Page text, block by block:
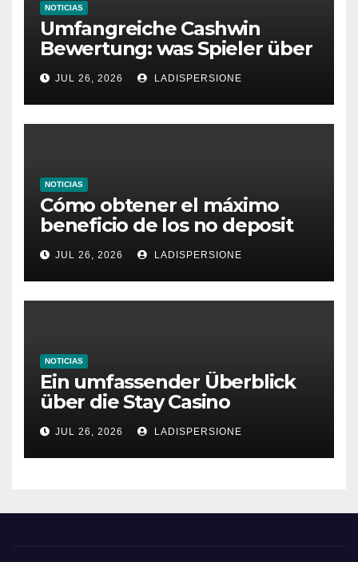
NOTICIAS
Umfangreiche Cashwin
Bewertung: was Spieler über
dieses Casino denken
JUL 26, 2026 LADISPERSIONE
NOTICIAS
Cómo obtener el máximo
beneficio de los no deposit
bonus codes de roby casino
JUL 26, 2026 LADISPERSIONE
NOTICIAS
Ein umfassender Überblick
über die Stay Casino
Bonusbedingungen
JUL 26, 2026 LADISPERSIONE